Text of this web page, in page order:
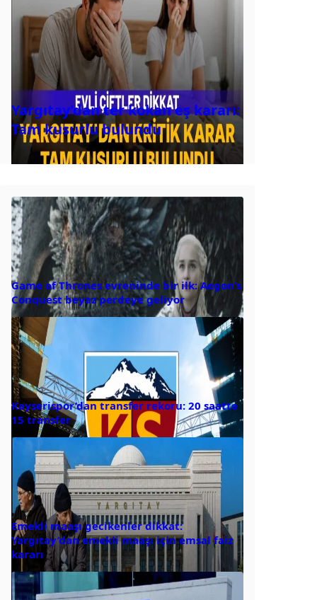
Yargıtay’dan ter kokan eş kararı:
Tam kusurlu bulundu
Game of Thrones evreninde bir ilk: Aegon’s
Conquest beyaz perdeye geliyor
Kayserispor’dan transfer rekoru: 20 saatte
15 transfer
Emekli maaşı gecikenler dikkat:
Yargıtay’dan emekli maaşı için emsal faiz
kararı